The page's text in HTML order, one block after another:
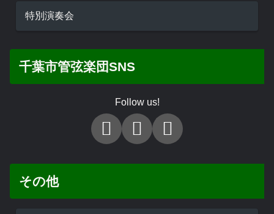
特別演奏会
千葉市管弦楽団SNS
Follow us!
その他